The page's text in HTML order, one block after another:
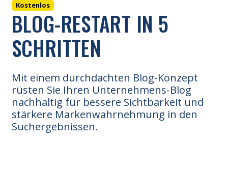
Kostenlos
BLOG-RESTART IN 5
SCHRITTEN
Mit einem durchdachten Blog-Konzept
rüsten Sie Ihren Unternehmens-Blog
nachhaltig für bessere Sichtbarkeit und
stärkere Markenwahrnehmung in den
Suchergebnissen.